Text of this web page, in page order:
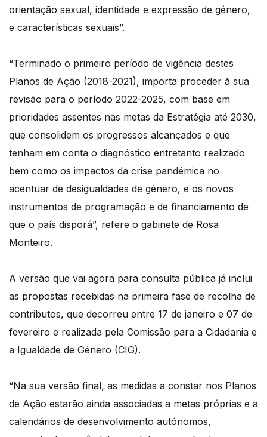
orientação sexual, identidade e expressão de género,
e características sexuais”.
“Terminado o primeiro período de vigência destes
Planos de Ação (2018-2021), importa proceder à sua
revisão para o período 2022-2025, com base em
prioridades assentes nas metas da Estratégia até 2030,
que consolidem os progressos alcançados e que
tenham em conta o diagnóstico entretanto realizado
bem como os impactos da crise pandémica no
acentuar de desigualdades de género, e os novos
instrumentos de programação e de financiamento de
que o país disporá”, refere o gabinete de Rosa
Monteiro.
A versão que vai agora para consulta pública já inclui
as propostas recebidas na primeira fase de recolha de
contributos, que decorreu entre 17 de janeiro e 07 de
fevereiro e realizada pela Comissão para a Cidadania e
a Igualdade de Género (CIG).
“Na sua versão final, as medidas a constar nos Planos
de Ação estarão ainda associadas a metas próprias e a
calendários de desenvolvimento autónomos,